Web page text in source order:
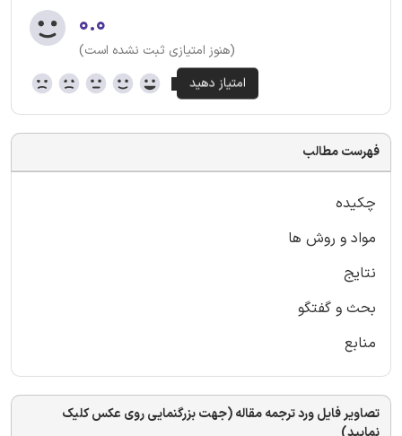
۰.۰
(هنوز امتیازی ثبت نشده است)
فهرست مطالب
چکیده
مواد و روش ها
نتایج
بحث و گفتگو
منابع
تصاویر فایل ورد ترجمه مقاله (جهت بزرگنمایی روی عکس کلیک